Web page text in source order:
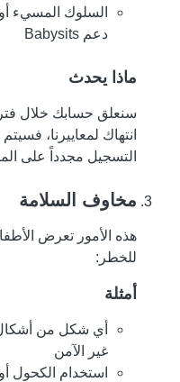
السلوك المسيء
دعم Babysits
ماذا يحدث
سنعلق حسابك خلال
انتهاك لمعاييرنا،
التسجيل مجدداً على
مخاوف السلامة
هذه الأمور تعرض
للخطر:
أمثلة
أي شكل من أشكال
غير الآمن
استخدام الكحول أو